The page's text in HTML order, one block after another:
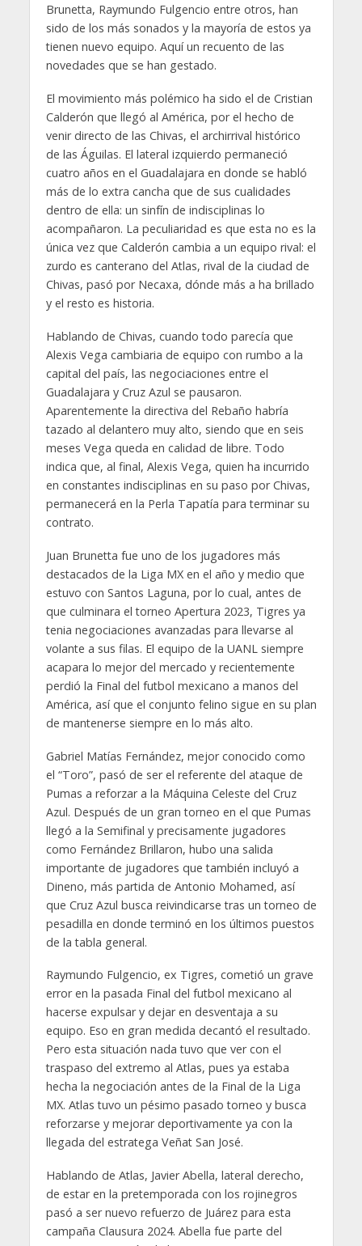
Brunetta, Raymundo Fulgencio entre otros, han
sido de los más sonados y la mayoría de estos ya
tienen nuevo equipo. Aquí un recuento de las
novedades que se han gestado.
El movimiento más polémico ha sido el de Cristian
Calderón que llegó al América, por el hecho de
venir directo de las Chivas, el archirrival histórico
de las Águilas. El lateral izquierdo permaneció
cuatro años en el Guadalajara en donde se habló
más de lo extra cancha que de sus cualidades
dentro de ella: un sinfín de indisciplinas lo
acompañaron. La peculiaridad es que esta no es la
única vez que Calderón cambia a un equipo rival: el
zurdo es canterano del Atlas, rival de la ciudad de
Chivas, pasó por Necaxa, dónde más a ha brillado
y el resto es historia.
Hablando de Chivas, cuando todo parecía que
Alexis Vega cambiaria de equipo con rumbo a la
capital del país, las negociaciones entre el
Guadalajara y Cruz Azul se pausaron.
Aparentemente la directiva del Rebaño habría
tazado al delantero muy alto, siendo que en seis
meses Vega queda en calidad de libre. Todo
indica que, al final, Alexis Vega, quien ha incurrido
en constantes indisciplinas en su paso por Chivas,
permanecerá en la Perla Tapatía para terminar su
contrato.
Juan Brunetta fue uno de los jugadores más
destacados de la Liga MX en el año y medio que
estuvo con Santos Laguna, por lo cual, antes de
que culminara el torneo Apertura 2023, Tigres ya
tenia negociaciones avanzadas para llevarse al
volante a sus filas. El equipo de la UANL siempre
acapara lo mejor del mercado y recientemente
perdió la Final del futbol mexicano a manos del
América, así que el conjunto felino sigue en su plan
de mantenerse siempre en lo más alto.
Gabriel Matías Fernández, mejor conocido como
el “Toro”, pasó de ser el referente del ataque de
Pumas a reforzar a la Máquina Celeste del Cruz
Azul. Después de un gran torneo en el que Pumas
llegó a la Semifinal y precisamente jugadores
como Fernández Brillaron, hubo una salida
importante de jugadores que también incluyó a
Dineno, más partida de Antonio Mohamed, así
que Cruz Azul busca reivindicarse tras un torneo de
pesadilla en donde terminó en los últimos puestos
de la tabla general.
Raymundo Fulgencio, ex Tigres, cometió un grave
error en la pasada Final del futbol mexicano al
hacerse expulsar y dejar en desventaja a su
equipo. Eso en gran medida decantó el resultado.
Pero esta situación nada tuvo que ver con el
traspaso del extremo al Atlas, pues ya estaba
hecha la negociación antes de la Final de la Liga
MX. Atlas tuvo un pésimo pasado torneo y busca
reforzarse y mejorar deportivamente ya con la
llegada del estratega Veñat San José.
Hablando de Atlas, Javier Abella, lateral derecho,
de estar en la pretemporada con los rojinegros
pasó a ser nuevo refuerzo de Juárez para esta
campaña Clausura 2024. Abella fue parte del